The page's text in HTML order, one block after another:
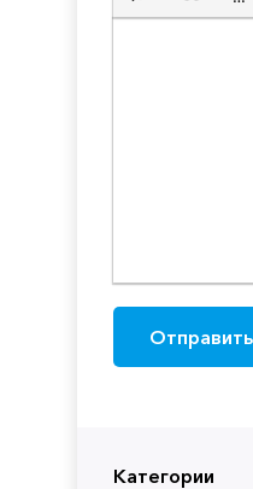
Категории
Вставка
Отправить